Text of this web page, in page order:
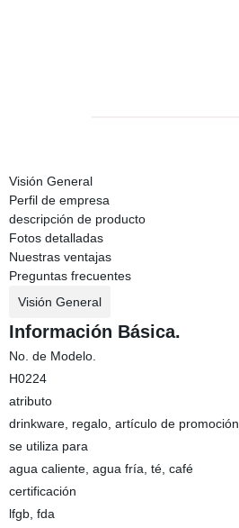
Visión General
Perfil de empresa
descripción de producto
Fotos detalladas
Nuestras ventajas
Preguntas frecuentes
Visión General
Información Básica.
No. de Modelo.
H0224
atributo
drinkware, regalo, artículo de promoción
se utiliza para
agua caliente, agua fría, té, café
certificación
lfgb, fda